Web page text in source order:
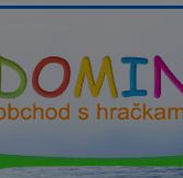
s hračkami